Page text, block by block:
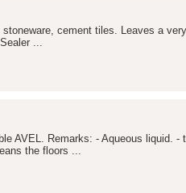
cement tiles. Leaves a very
...
AVEL. Remarks: - Aqueous liquid. -
the floors ...